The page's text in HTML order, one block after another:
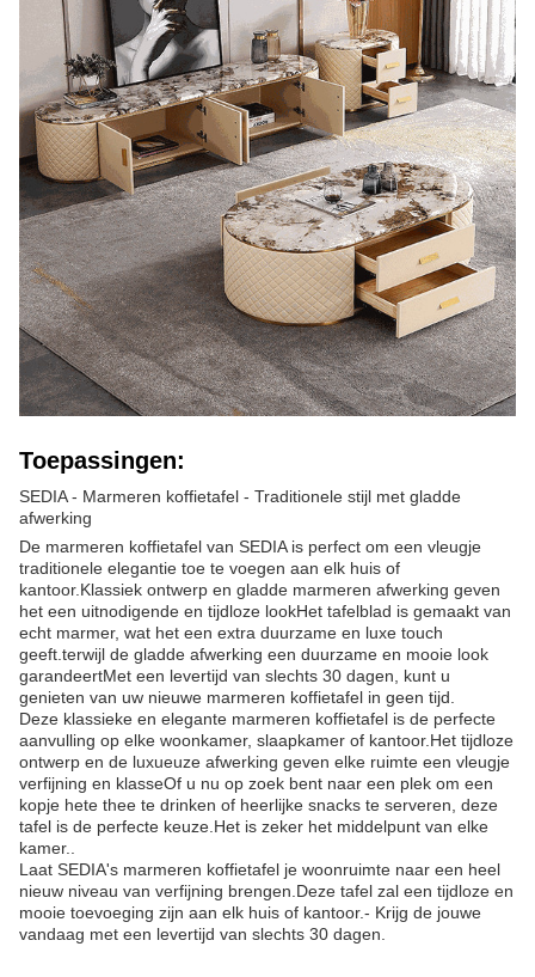
Toepassingen:
SEDIA - Marmeren koffietafel - Traditionele stijl met gladde
afwerking
De marmeren koffietafel van SEDIA is perfect om een vleugje
traditionele elegantie toe te voegen aan elk huis of
kantoor.Klassiek ontwerp en gladde marmeren afwerking geven
het een uitnodigende en tijdloze lookHet tafelblad is gemaakt van
echt marmer, wat het een extra duurzame en luxe touch
geeft.terwijl de gladde afwerking een duurzame en mooie look
garandeertMet een levertijd van slechts 30 dagen, kunt u
genieten van uw nieuwe marmeren koffietafel in geen tijd.
Deze klassieke en elegante marmeren koffietafel is de perfecte
aanvulling op elke woonkamer, slaapkamer of kantoor.Het tijdloze
ontwerp en de luxueuze afwerking geven elke ruimte een vleugje
verfijning en klasseOf u nu op zoek bent naar een plek om een
kopje hete thee te drinken of heerlijke snacks te serveren, deze
tafel is de perfecte keuze.Het is zeker het middelpunt van elke
kamer..
Laat SEDIA's marmeren koffietafel je woonruimte naar een heel
nieuw niveau van verfijning brengen.Deze tafel zal een tijdloze en
mooie toevoeging zijn aan elk huis of kantoor.- Krijg de jouwe
vandaag met een levertijd van slechts 30 dagen.